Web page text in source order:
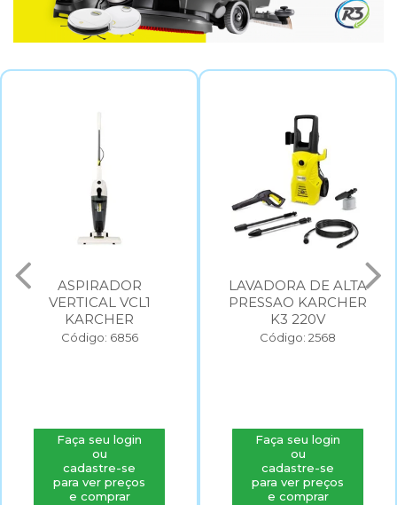
ASPIRADOR
VERTICAL VCL1
KARCHER
Código: 6856
Faça seu login
ou
cadastre-se
para ver preços
e comprar
LAVADORA DE ALTA
PRESSAO KARCHER
K3 220V
Código: 2568
Faça seu login
ou
cadastre-se
para ver preços
e comprar